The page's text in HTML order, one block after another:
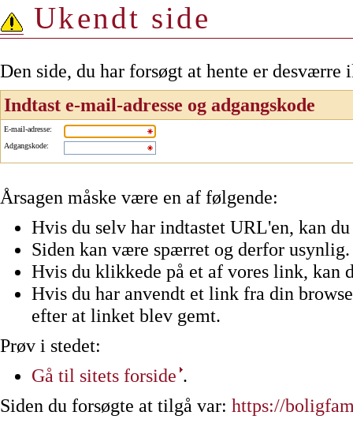
Ukendt side
Den side, du har forsøgt at hente er
Indtast e-mail-adresse og adgangskode
E-mail-adresse:
Adgangskode:
Årsagen måske være en af følgende:
Hvis du selv har indtastet URL'en, kan
Siden kan være spærret og derfor usynlig.
Hvis du klikkede på et af vores link, kan
Hvis du har anvendt et link fra din
efter at linket blev gemt.
Prøv i stedet:
Gå til sitets forside .
Siden du forsøgte at tilgå var: https://